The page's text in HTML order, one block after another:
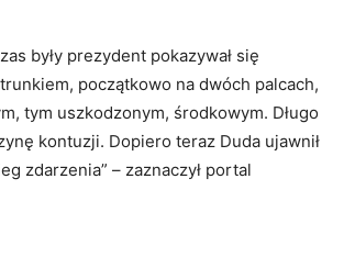
były prezydent pokazywał się
początkowo na dwóch palcach,
tym uszkodzonym, środkowym. Długo
kontuzji. Dopiero teraz Duda ujawnił
zdarzenia” – zaznaczył portal